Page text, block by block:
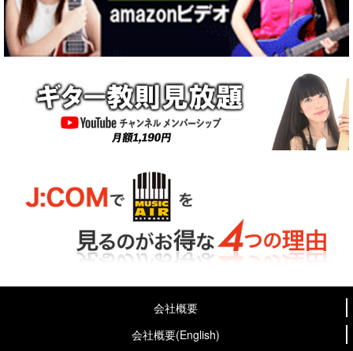
会社概要
会社概要(English)